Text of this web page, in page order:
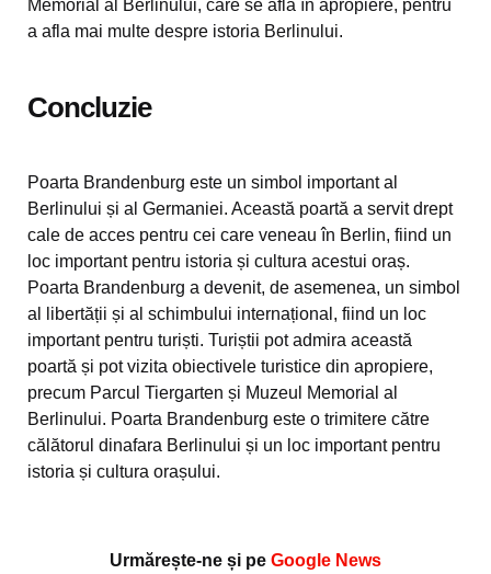
Memorial al Berlinului, care se află în apropiere, pentru
a afla mai multe despre istoria Berlinului.
Concluzie
Poarta Brandenburg este un simbol important al
Berlinului și al Germaniei. Această poartă a servit drept
cale de acces pentru cei care veneau în Berlin, fiind un
loc important pentru istoria și cultura acestui oraș.
Poarta Brandenburg a devenit, de asemenea, un simbol
al libertății și al schimbului internațional, fiind un loc
important pentru turiști. Turiștii pot admira această
poartă și pot vizita obiectivele turistice din apropiere,
precum Parcul Tiergarten și Muzeul Memorial al
Berlinului. Poarta Brandenburg este o trimitere către
călătorul dinafara Berlinului și un loc important pentru
istoria și cultura orașului.
Urmărește-ne și pe Google News